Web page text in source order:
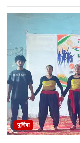
पूर्णिया